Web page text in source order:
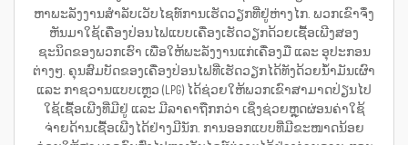
ຫາພະລັງງານສຳລັບເວັບໄຊທ໌ການເຮັດວຽກທີ່ຢູ່ຫ່າງໄກ. ພວກເຂົາຈຶ່ງ
ຫັນມາໃຊ້ເຄື່ອງປ່ອນໄຟແບບເຄື່ອງເຮັດວຽກດ້ວຍເຊື້ອເພີງສອງ
ຊະນິດຂອງພວກເຮົາ ເພື່ອໃຫ້ພະລັງງານແກ່ເຄື່ອງມື ແລະ ອຸປະກອນ
ຕ່າງໆ. ຄຸນສົມບັດຂອງເຄື່ອງປ່ອນໄຟທີ່ເຮັດວຽກໄດ້ທັງດ້ວຍນ້ຳມັນເຜົາ
ແລະ ກາຊວານແບບເຫຼວ (LPG) ໄດ້ຊ່ວຍໃຫ້ພວກເຂົາສາມາດປ່ຽນໄປ
ໃຊ້ເຊື້ອເພີງທີ່ມີຢູ່ ແລະ ມີລາຄາຖືກກວ່າ ເຊິ່ງຊ່ວຍຫຼຸດຜ່ອນຄ່າໃຊ້
ຈ່າຍດ້ານເຊື້ອເພີງໄດ້ຢ່າງມີນັກ. ການອອກແບບທີ່ມີຂະໜາດນ້ອຍ